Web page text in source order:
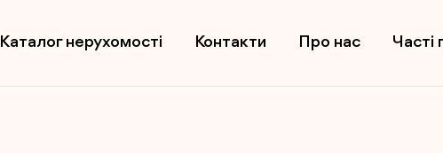
Каталог нерухомості Контакти Про нас Часті